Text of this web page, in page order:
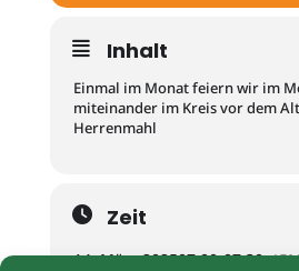
Inhalt
Einmal im Monat feiern wir im
miteinander im Kreis vor dem
Herrenmahl
Zeit
14. März 202507:00-07:30